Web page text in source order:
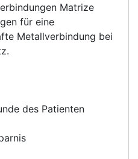
Matrize
für eine
Metallverbindung bei
des Patienten